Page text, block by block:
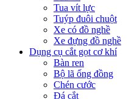
Tua vít lực
Tuýp đuôi chuột
Xe có đồ nghề
Xe đựng đồ nghề
Dụng cụ cắt gọt cơ khí
Bàn ren
Bộ lã ống đồng
Chén cước
Đá cắt